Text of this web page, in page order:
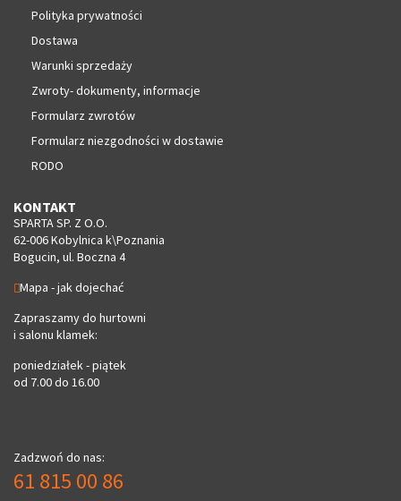
Polityka prywatności
Dostawa
Warunki sprzedaży
Zwroty- dokumenty, informacje
Formularz zwrotów
Formularz niezgodności w dostawie
RODO
KONTAKT
SPARTA SP. Z O.O.
62-006 Kobylnica k\Poznania
Bogucin, ul. Boczna 4
Mapa - jak dojechać
Zapraszamy do hurtowni
i salonu klamek:
poniedziałek - piątek
od 7.00 do 16.00
Zadzwoń do nas:
61 815 00 86